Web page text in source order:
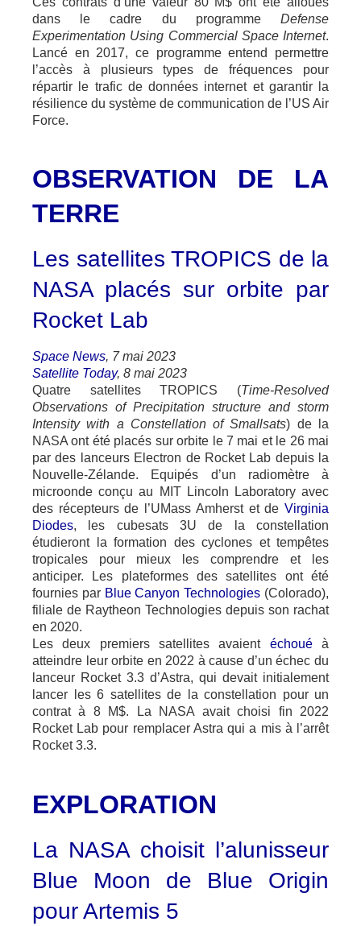
dans le cadre du programme Defense
Experimentation Using Commercial Space Internet.
Lancé en 2017, ce programme entend permettre
l’accès à plusieurs types de fréquences pour
répartir le trafic de données internet et garantir la
résilience du système de communication de l’US Air
Force.
OBSERVATION DE LA
TERRE
Les satellites TROPICS de la
NASA placés sur orbite par
Rocket Lab
Space News, 7 mai 2023
Satellite Today, 8 mai 2023
Quatre satellites TROPICS (Time-Resolved
Observations of Precipitation structure and storm
Intensity with a Constellation of Smallsats) de la
NASA ont été placés sur orbite le 7 mai et le 26 mai
par des lanceurs Electron de Rocket Lab depuis la
Nouvelle-Zélande. Equipés d’un radiomètre à
microonde conçu au MIT Lincoln Laboratory avec
des récepteurs de l’UMass Amherst et de Virginia
Diodes, les cubesats 3U de la constellation
étudieront la formation des cyclones et tempêtes
tropicales pour mieux les comprendre et les
anticiper. Les plateformes des satellites ont été
fournies par Blue Canyon Technologies (Colorado),
filiale de Raytheon Technologies depuis son rachat
en 2020.
Les deux premiers satellites avaient échouéà
atteindre leur orbite en 2022 à cause d’un échec du
lanceur Rocket 3.3 d’Astra, qui devait initialement
lancer les 6 satellites de la constellation pour un
contrat à 8 M$. La NASA avait choisi fin 2022
Rocket Lab pour remplacer Astra qui a mis à l’arrêt
Rocket 3.3.
EXPLORATION
La NASA choisit l’alunisseur
Blue Moon de Blue Origin
pour Artemis 5